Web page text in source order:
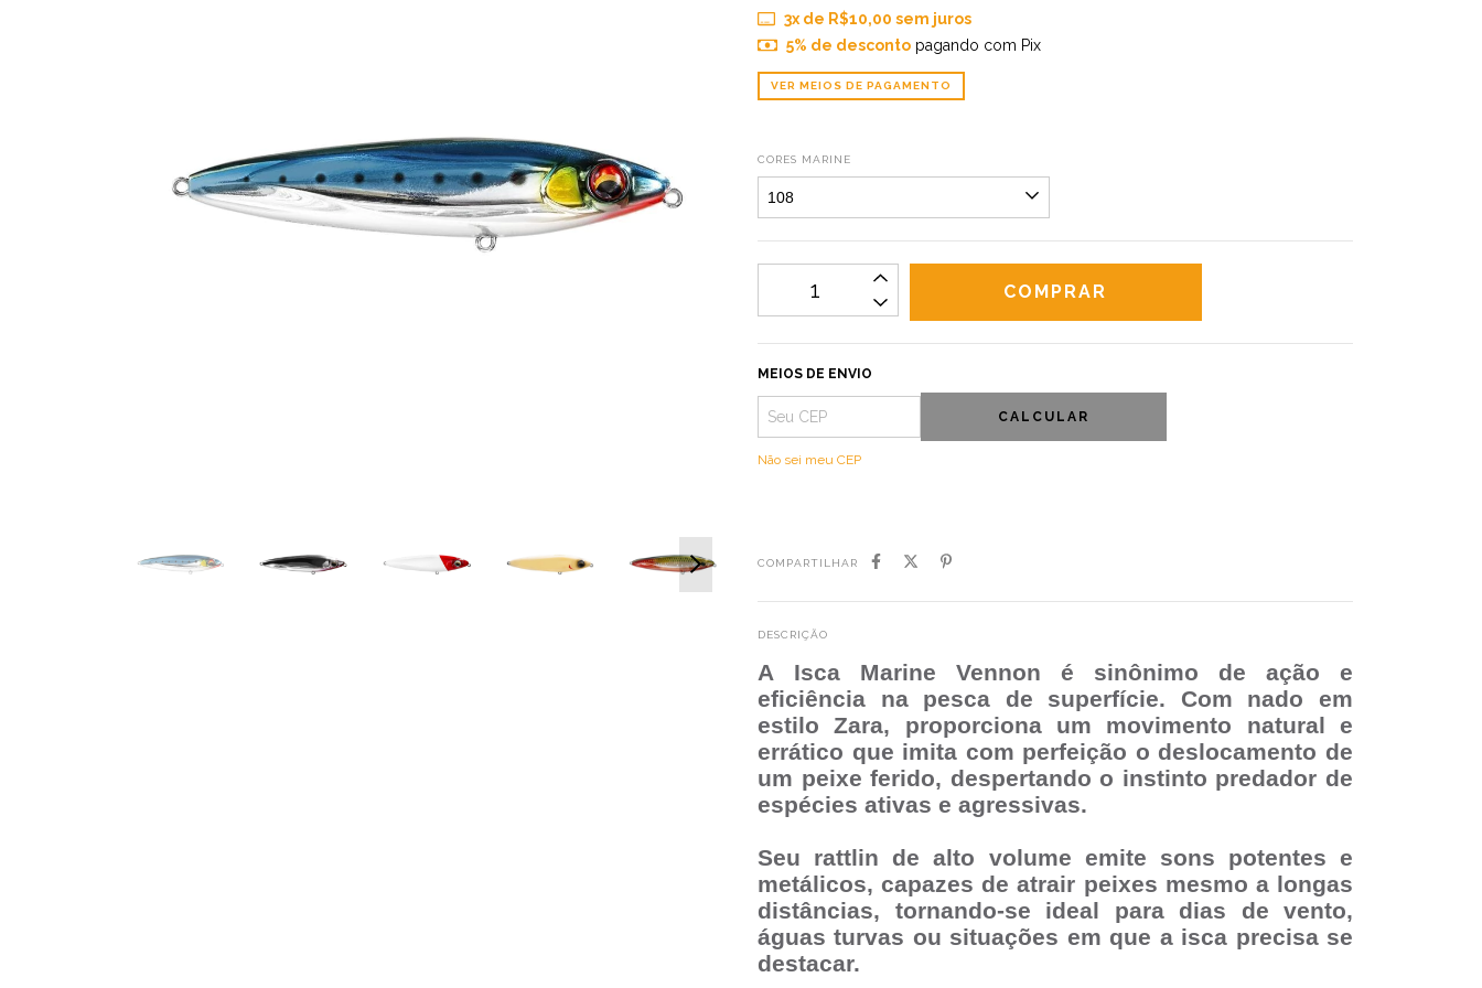
3x de R$10,00 sem juros
5% de descontopagando com Pix
VER MEIOS DE PAGAMENTO
CORES MARINE
MEIOS DE ENVIO
CALCULAR
Não sei meu CEP
COMPARTILHAR
DESCRIÇÃO
A Isca Marine Vennon é sinônimo de ação e
eficiência na pesca de superfície. Com nado em
estilo Zara, proporciona um movimento natural e
errático que imita com perfeição o deslocamento de
um peixe ferido, despertando o instinto predador de
espécies ativas e agressivas.
Seu rattlin de alto volume emite sons potentes e
metálicos, capazes deatrair peixes mesmo a longas
distâncias, tornando-se ideal para dias de vento,
águas turvas ou situações em que a isca precisa se
destacar.